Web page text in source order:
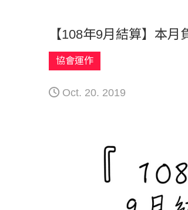
【108年9月結算】本
協會運作
Oct. 20. 2019